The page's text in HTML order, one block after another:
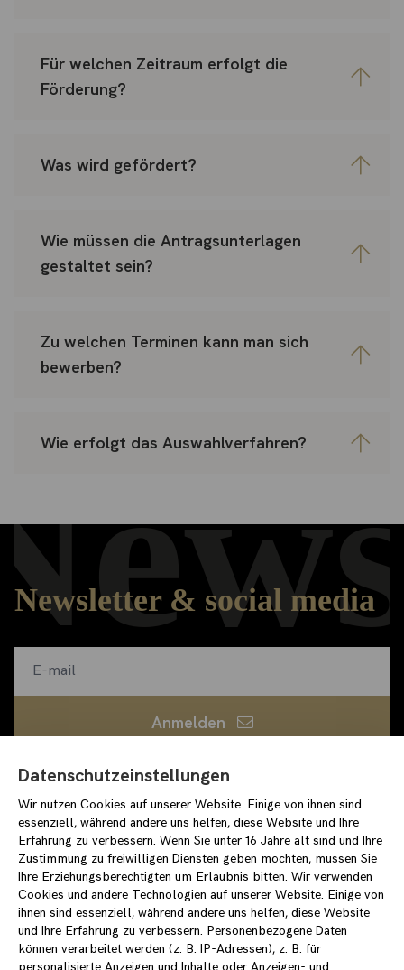
Datenschutzeinstellungen
Wir nutzen Cookies auf unserer Website. Einige von ihnen sind
essenziell, während andere uns helfen, diese Website und Ihre
Erfahrung zu verbessern. Wenn Sie unter 16 Jahre alt sind und Ihre
Zustimmung zu freiwilligen Diensten geben möchten, müssen Sie
Ihre Erziehungsberechtigten um Erlaubnis bitten. Wir verwenden
Cookies und andere Technologien auf unserer Website. Einige von
ihnen sind essenziell, während andere uns helfen, diese Website
und Ihre Erfahrung zu verbessern. Personenbezogene Daten
können verarbeitet werden (z. B. IP-Adressen), z. B. für
personalisierte Anzeigen und Inhalte oder Anzeigen- und
Für welchen Zeitraum erfolgt die
Förderung?
Was wird gefördert?
Wie müssen die Antragsunterlagen
gestaltet sein?
Zu welchen Terminen kann man sich
bewerben?
Wie erfolgt das Auswahlverfahren?
Newsletter & social media
Anmelden
Ich habe dieDatenschutzerklärung
damit einverstanden
loewenpalais-events.de
/stiftungstarke
/stiftung_starke
ImpressumDatenschutzerklärung